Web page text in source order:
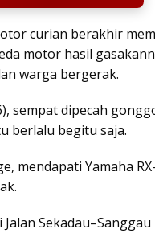
curian berakhir
motor hasil
warga bergerak.
sempat dipecah
berlalu begitu saja.
mendapati Yamaha
Sekadau–Sanggau